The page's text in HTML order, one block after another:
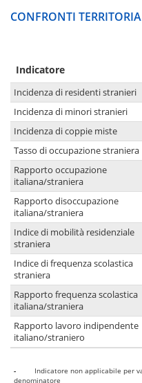
CONFRONTI
Indicatore
Incidenza di residenti stranieri
Incidenza di minori stranieri
Incidenza di coppie miste
Tasso di occupazione straniera
Rapporto occupazione
italiana/straniera
Rapporto disoccupazione
italiana/straniera
Indice di mobilità residenziale
straniera
Indice di frequenza scolastica
straniera
Rapporto frequenza scolastica
italiana/straniera
Rapporto lavoro indipendente
italiano/straniero
-
Indicatore non applicabile per
denominatore